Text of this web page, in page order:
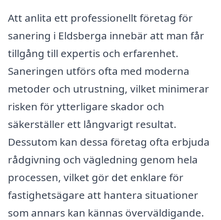
Att anlita ett professionellt företag för
sanering i Eldsberga innebär att man får
tillgång till expertis och erfarenhet.
Saneringen utförs ofta med moderna
metoder och utrustning, vilket minimerar
risken för ytterligare skador och
säkerställer ett långvarigt resultat.
Dessutom kan dessa företag ofta erbjuda
rådgivning och vägledning genom hela
processen, vilket gör det enklare för
fastighetsägare att hantera situationer
som annars kan kännas överväldigande.